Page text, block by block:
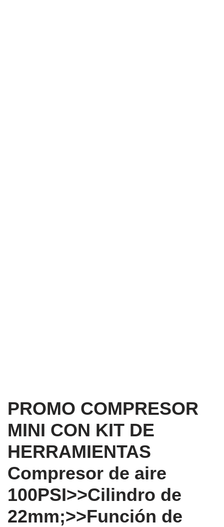
PROMO COMPRESOR
MINI CON KIT DE
HERRAMIENTAS
Compresor de aire
100PSI>>Cilindro de
22mm;>>Función de